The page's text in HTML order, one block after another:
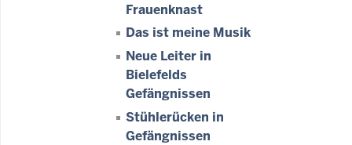
Frauenknast
Das ist meine Musik
Neue Leiter in
Bielefelds
Gefängnissen
Stühlerücken in
Gefängnissen